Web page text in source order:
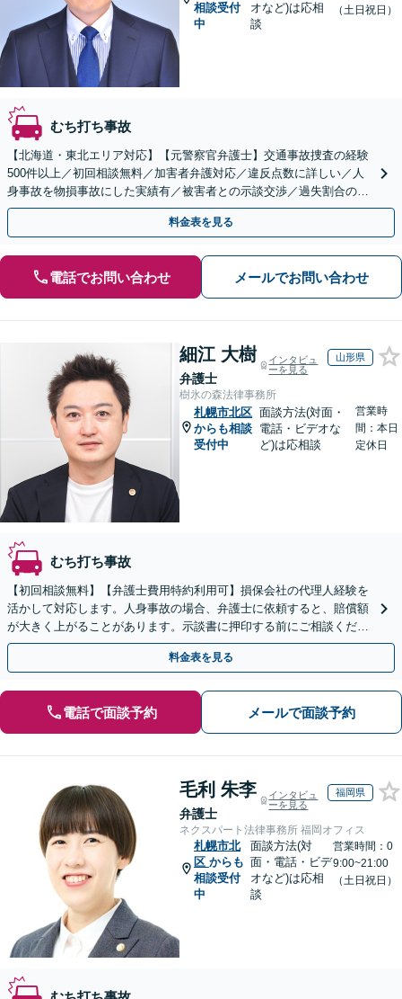
相談受付
中
オなど)は応相
談
（土日祝日）
むち打ち事故
【北海道・東北エリア対応】【元警察官弁護士】交通事故捜査の経験
500件以上／初回相談無料／加害者弁護対応／違反点数に詳しい／人
身事故を物損事故にした実績有／被害者との示談交渉／過失割合の交
渉／弁護士費用特約／交通事故を起こしてしまった方／
料金表を見る
電話でお問い合わせ メールでお問い合わせ
細江 大樹
弁護士
インタビュ
ーを見る
山形県
樹氷の森法律事務所
札幌市北区
からも相談
受付中
面談方法(対面・
電話・ビデオな
ど)は応相談
営業時
間：本日
定休日
むち打ち事故
【初回相談無料】【弁護士費用特約利用可】損保会社の代理人経験を
活かして対応します。人身事故の場合、弁護士に依頼すると、賠償額
が大きく上がることがあります。示談書に押印する前にご相談くださ
い。【全国オンライン対応】【無料駐車場あり】
料金表を見る
電話で面談予約 メールで面談予約
毛利 朱李
弁護士
インタビュ
ーを見る
福岡県
ネクスパート法律事務所 福岡オフィス
札幌市北
区 からも
相談受付
中
面談方法(対
面・電話・ビデ
オなど)は応相
談
営業時間：0
9:00~21:00
（土日祝日）